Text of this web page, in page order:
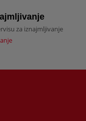
za iznajmljivanje